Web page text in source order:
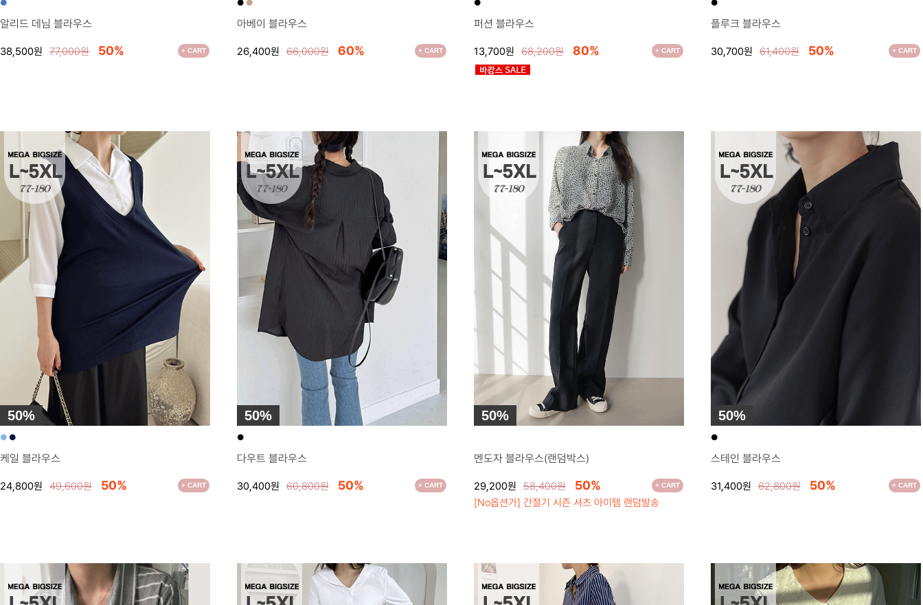
●
알리드 데님 블라우스
38,500원 77,000원 50% + CART
● ●
아베이 블라우스
26,400원 66,000원 60% + CART
●
퍼션 블라우스
13,700원 68,200원 80% + CART
●
플루크 블라우스
30,700원 61,400원 50% + CART
50%
● ●
케일 블라우스
24,800원 49,600원 50% + CART
50%
●
다우트 블라우스
30,400원 60,800원 50% + CART
50%
멘도자 블라우스(랜덤박스)
29,200원 58,400원 50% + CART
[No옵션가] 간절기 시즌 셔츠 아이템 랜덤발송
50%
●
스테인 블라우스
31,400원 62,800원 50% + CART